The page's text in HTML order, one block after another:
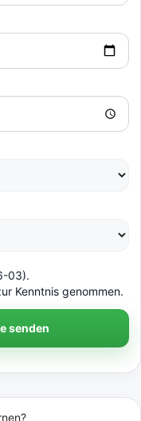
03).
Kenntnis genommen.
senden